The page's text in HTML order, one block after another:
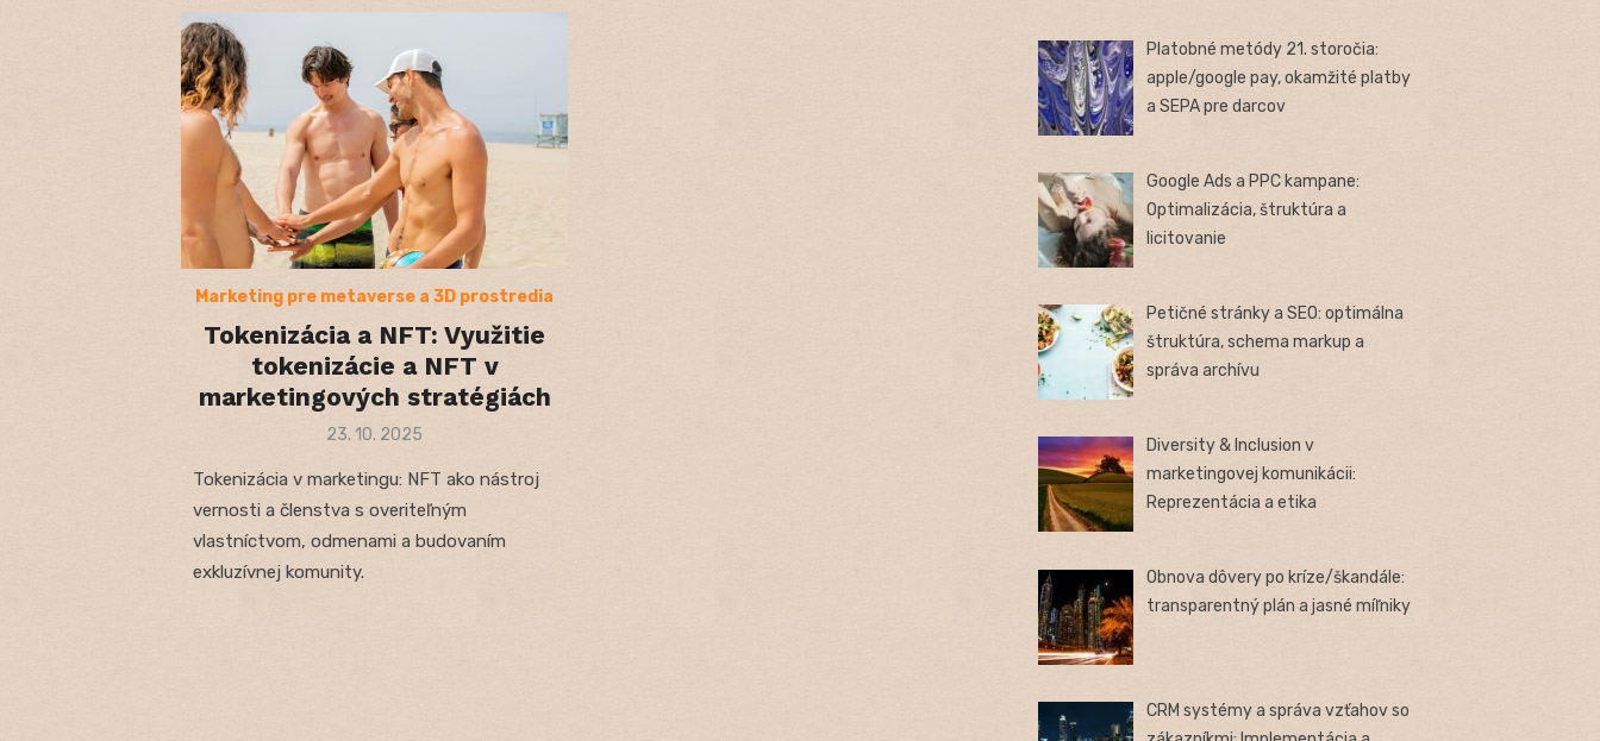
Marketing pre metaverse a 3D prostredia
Tokenizácia a NFT: Využitie
tokenizácie a NFT v
marketingových stratégiách
Posted
23. 10. 2025
Tokenizácia v marketingu: NFT ako nástroj
vernosti a členstva s overiteľným
vlastníctvom, odmenami a budovaním
exkluzívnej komunity.
Platobné metódy 21. storočia:
apple/google pay, okamžité platby
a SEPA pre darcov
Google Ads a PPC kampane:
Optimalizácia, štruktúra a
licitovanie
Petičné stránky a SEO: optimálna
štruktúra, schema markup a
správa archívu
Diversity & Inclusion v
marketingovej komunikácii:
Reprezentácia a etika
Obnova dôvery po kríze/škandále:
transparentný plán a jasné míľniky
CRM systémy a správa vzťahov so